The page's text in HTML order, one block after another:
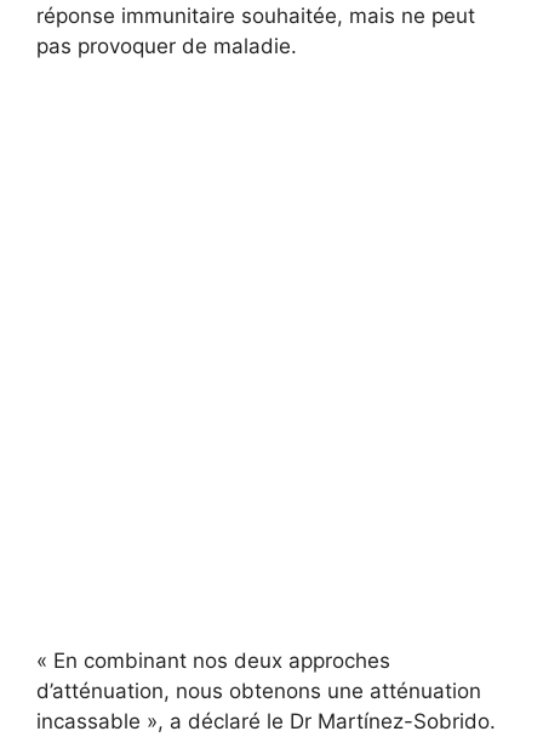
réponse immunitaire souhaitée, mais ne peut
pas provoquer de maladie.
« En combinant nos deux approches
d’atténuation, nous obtenons une atténuation
incassable », a déclaré le Dr Martínez-Sobrido.